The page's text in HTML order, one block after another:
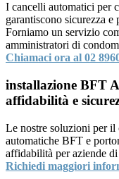
I cancelli automatici per
garantiscono sicurezza
Forniamo un servizio
amministratori di
Chiamaci ora al 02
installazione BFT
affidabilità e
Le nostre soluzioni per il
automatiche BFT e
affidabilità per aziende
Richiedi maggiori